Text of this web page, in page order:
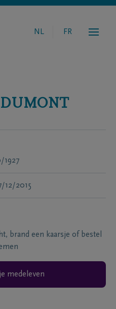
NL FR
DUMONT
1927
12/2015
brand een kaarsje of bestel
medeleven